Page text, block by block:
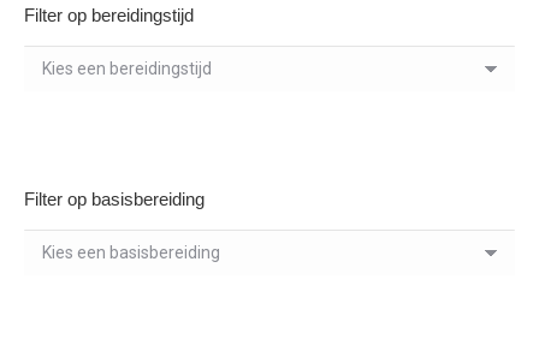
Filter op bereidingstijd
Filter op basisbereiding